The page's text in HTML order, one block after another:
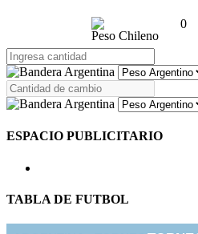
Peso Chileno
0
ESPACIO PUBLICITARIO
TABLA DE FUTBOL